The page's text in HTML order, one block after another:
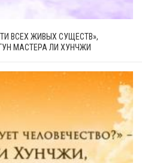
ВСЕХ ЖИВЫХ СУЩЕСТВ»,
МАСТЕРА ЛИ ХУНЧЖИ